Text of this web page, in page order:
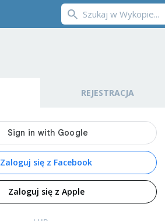
REJESTRACJA
Zaloguj się z Facebook
Zaloguj się z Apple